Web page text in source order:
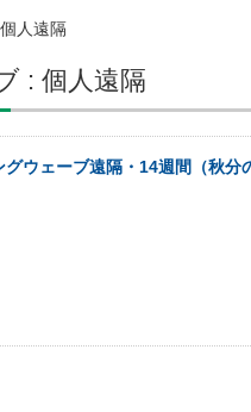
人遠隔
: 個人遠隔
グウェーブ遠隔・14週間（秋分